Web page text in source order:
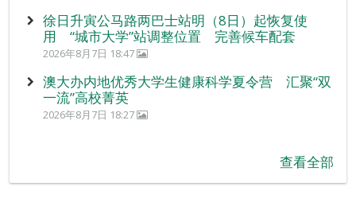
徐日升寅公马路两巴士站明（8日）起恢复使
用 “城市大学”站调整位置 完善候车配套
2026年8月7日 18:47
澳大办内地优秀大学生健康科学夏令营 汇聚“双
一流”高校菁英
2026年8月7日 18:27
查看全部